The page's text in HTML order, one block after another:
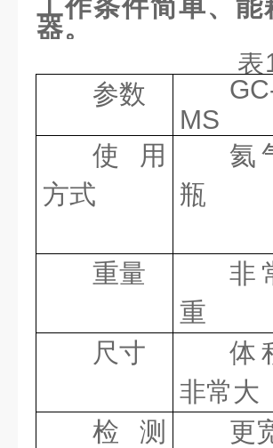
工作条件简单、
器。
表
参数
MS
使用
方式
氦
瓶
重量
非
重
尺寸
体
非常大
检测
更